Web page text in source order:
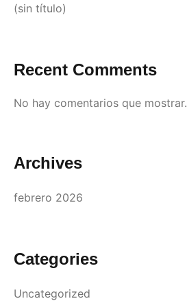
(sin título)
Recent Comments
No hay comentarios que mostrar.
Archives
febrero 2026
Categories
Uncategorized